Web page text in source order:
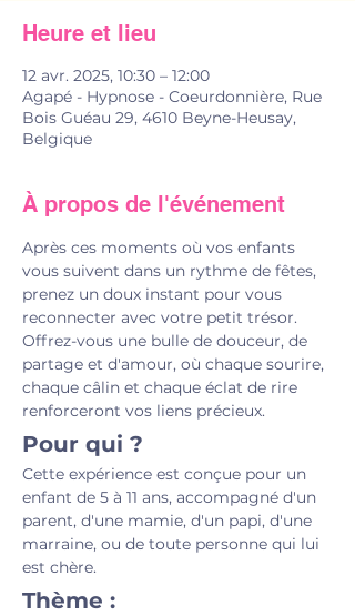
Heure et lieu
12 avr. 2025, 10:30 – 12:00
Agapé - Hypnose - Coeurdonnière, Rue
Bois Guéau 29, 4610 Beyne-Heusay,
Belgique
À propos de l'événement
Après ces moments où vos enfants
vous suivent dans un rythme de fêtes,
prenez un doux instant pour vous
reconnecter avec votre petit trésor.
Offrez-vous une bulle de douceur, de
partage et d'amour, où chaque sourire,
chaque câlin et chaque éclat de rire
renforceront vos liens précieux.
Pour qui ?
Cette expérience est conçue pour un
enfant de 5 à 11 ans, accompagné d'un
parent, d'une mamie, d'un papi, d'une
marraine, ou de toute personne qui lui
est chère.
Thème :